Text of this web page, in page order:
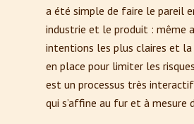
a été simple de faire le pareil
industrie et le produit : même
intentions les plus claires et la
en place pour limiter les
est un processus très
qui s’affine au fur et à mesure